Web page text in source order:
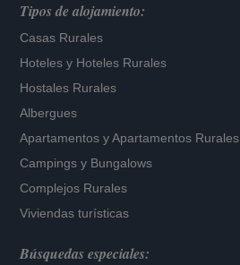
Tipos de alojamiento:
Casas Rurales
Hoteles y Hoteles Rurales
Hostales Rurales
Albergues
Apartamentos yApartamentos Rurales
Campings y Bungalows
Complejos Rurales
Viviendas turísticas
Búsquedas especiales: